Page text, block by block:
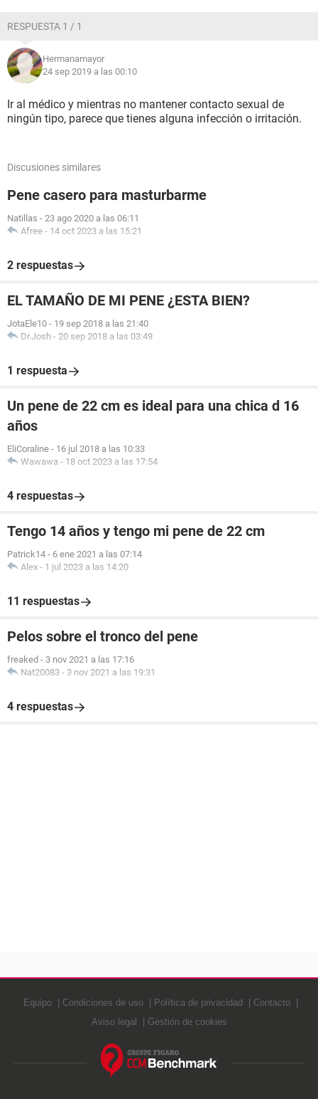
RESPUESTA 1 / 1
Hermanamayor
24 sep 2019 a las 00:10
Ir al médico y mientras no mantener contacto sexual de
ningún tipo, parece que tienes alguna infección o irritación.
Discusiones similares
Pene casero para masturbarme
Natillas - 23 ago 2020 a las 06:11
Afree - 14 oct 2023 a las 15:21
2 respuestas
EL TAMAÑO DE MI PENE ¿ESTA BIEN?
JotaEle10 - 19 sep 2018 a las 21:40
Dr.Josh - 20 sep 2018 a las 03:49
1 respuesta
Un pene de 22 cm es ideal para una chica d 16
años
EliCoraline - 16 jul 2018 a las 10:33
Wawawa - 18 oct 2023 a las 17:54
4 respuestas
Tengo 14 años y tengo mi pene de 22 cm
Patrick14 - 6 ene 2021 a las 07:14
Alex - 1 jul 2023 a las 14:20
11 respuestas
Pelos sobre el tronco del pene
freaked - 3 nov 2021 a las 17:16
Nat20083 - 3 nov 2021 a las 19:31
4 respuestas
Equipo Condiciones de uso Política de privacidad
Contacto
Aviso legal
Gestión de cookies